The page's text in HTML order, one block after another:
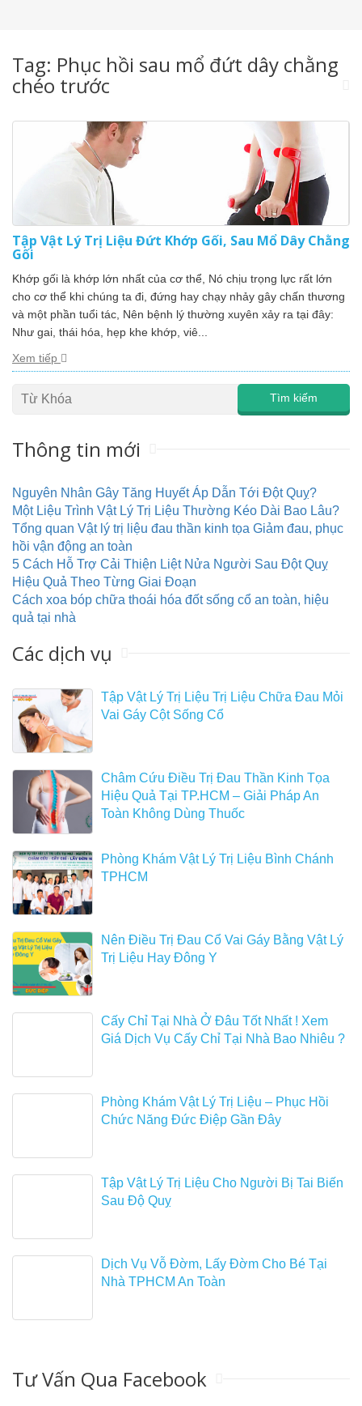
Tag: Phục hồi sau mổ đứt dây chằng
chéo trước
Tập Vật Lý Trị Liệu Đứt Khớp Gối, Sau Mổ Dây Chằng
Gối
Khớp gối là khớp lớn nhất của cơ thể, Nó chịu trọng lực rất lớn
cho cơ thể khi chúng ta đi, đứng hay chạy nhảy gây chấn thương
và một phần tuổi tác, Nên bệnh lý thường xuyên xảy ra tại đây:
Như gai, thái hóa, hẹp khe khớp, viê...
Xem tiếp
Thông tin mới
Nguyên Nhân Gây Tăng Huyết Áp Dẫn Tới Đột Quỵ?
Một Liệu Trình Vật Lý Trị Liệu Thường Kéo Dài Bao Lâu?
Tổng quan Vật lý trị liệu đau thần kinh tọa Giảm đau, phục
hồi vận động an toàn
5 Cách Hỗ Trợ Cải Thiện Liệt Nửa Người Sau Đột Quỵ
Hiệu Quả Theo Từng Giai Đoạn
Cách xoa bóp chữa thoái hóa đốt sống cổ an toàn, hiệu
quả tại nhà
Các dịch vụ
Tập Vật Lý Trị Liệu Trị Liệu Chữa Đau Mỏi
Vai Gáy Cột Sống Cổ
Châm Cứu Điều Trị Đau Thần Kinh Tọa
Hiệu Quả Tại TP.HCM – Giải Pháp An
Toàn Không Dùng Thuốc
Phòng Khám Vật Lý Trị Liệu Bình Chánh
TPHCM
Nên Điều Trị Đau Cổ Vai Gáy Bằng Vật Lý
Trị Liệu Hay Đông Y
Cấy Chỉ Tại Nhà Ở Đâu Tốt Nhất ! Xem
Giá Dịch Vụ Cấy Chỉ Tại Nhà Bao Nhiêu ?
Phòng Khám Vật Lý Trị Liệu – Phục Hồi
Chức Năng Đức Điệp Gần Đây
Tập Vật Lý Trị Liệu Cho Người Bị Tai Biến
Sau Độ Quỵ
Dịch Vụ Vỗ Đờm, Lấy Đờm Cho Bé Tại
Nhà TPHCM An Toàn
Tư Vấn Qua Facebook